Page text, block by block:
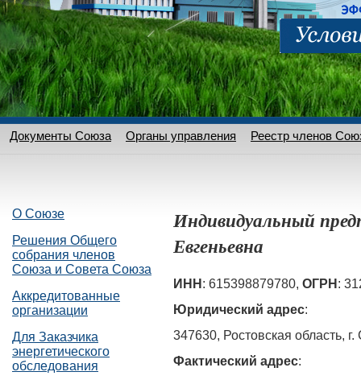
Документы Союза Органы управления Реестр членов
О Союзе
Решения Общего
собрания членов
Союза и Совета Союза
Аккредитованные
организации
Для Заказчика
энергетического
обследования
Индивидуальный
Евгеньевна
ИНН: 615398879780, ОГРН:
Юридический адрес:
347630, Ростовская область,
Фактический адрес: